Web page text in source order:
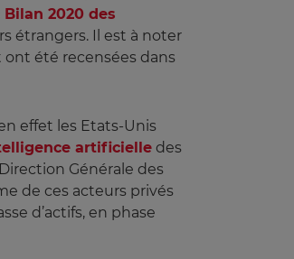
Bilan 2020 des
étrangers. Il est à noter
ont été recensées dans
effet les Etats-Unis
artificielle des
Générale des
de ces acteurs privés
d’actifs, en phase